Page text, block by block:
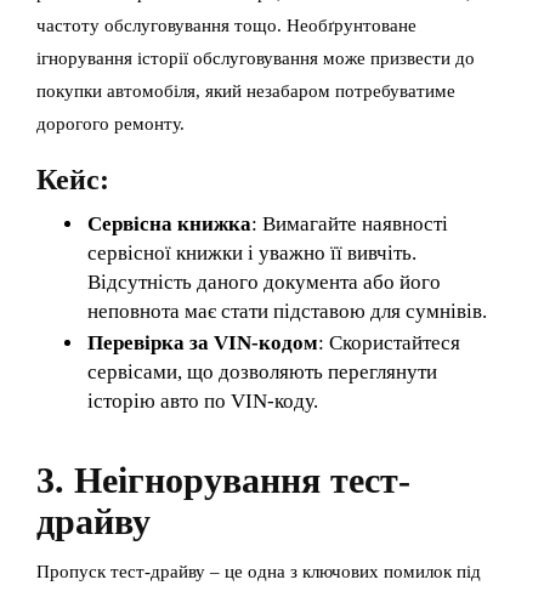
частоту обслуговування тощо. Необґрунтоване
ігнорування історії обслуговування може призвести до
покупки автомобіля, який незабаром потребуватиме
дорогого ремонту.
Кейс:
Сервісна книжка: Вимагайте наявності
сервісної книжки і уважно її вивчіть.
Відсутність даного документа або його
неповнота має стати підставою для сумнівів.
Перевірка за VIN-кодом: Скористайтеся
сервісами, що дозволяють переглянути
історію авто по VIN-коду.
3. Неігнорування тест-
драйву
Пропуск тест-драйву – це одна з ключових помилок під